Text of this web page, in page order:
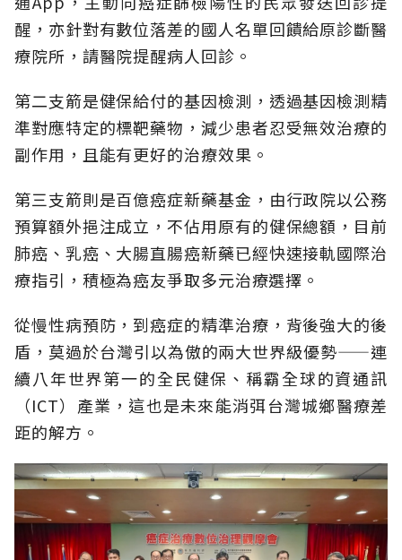
醒，亦針對有數位落差的國人名單回饋給原診斷醫
療院所，請醫院提醒病人回診。
第二支箭是健保給付的基因檢測，透過基因檢測精
準對應特定的標靶藥物，減少患者忍受無效治療的
副作用，且能有更好的治療效果。
第三支箭則是百億癌症新藥基金，由行政院以公務
預算額外挹注成立，不佔用原有的健保總額，目前
肺癌、乳癌、大腸直腸癌新藥已經快速接軌國際治
療指引，積極為癌友爭取多元治療選擇。
從慢性病預防，到癌症的精準治療，背後強大的後
盾，莫過於台灣引以為傲的兩大世界級優勢——連
續八年世界第一的全民健保、稱霸全球的資通訊
（ICT）產業，這也是未來能消弭台灣城鄉醫療差
距的解方。